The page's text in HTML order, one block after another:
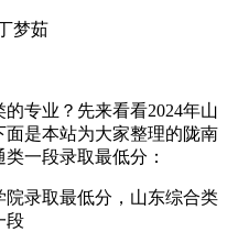
梦茹
专业？先来看看2024年山
是本站为大家整理的陇南
一段录取最低分：